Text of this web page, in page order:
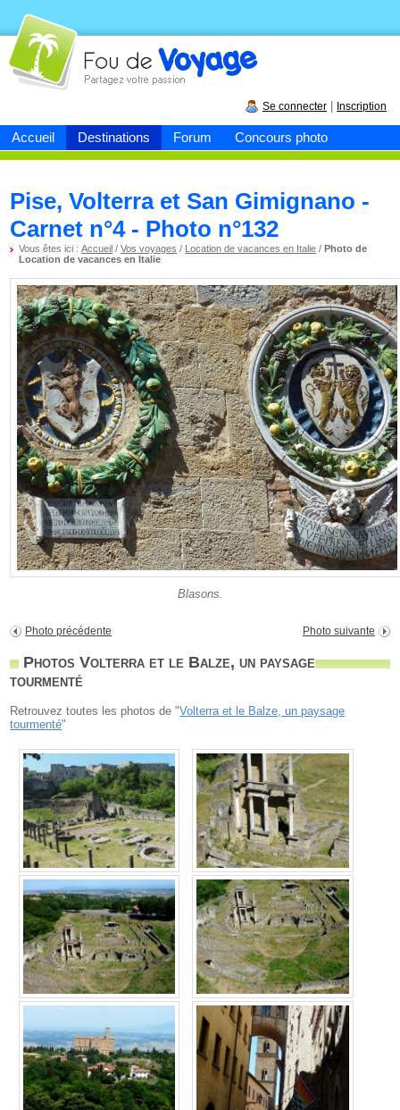
Accueil Destinations Forum Concours photo
Fou devoyage
Se connecter Inscription
Pise, Volterra et San Gimignano -
Carnet n°4 - Photo n°132
Vous êtes ici :Accueil /Vos voyages / Location de vacances en Italie /Photo de
Location de vacances en Italie
Blasons.
Photo précédente Photo suivante
Photos Volterra et le Balze, un paysage
tourmenté
Retrouvez toutes les photos de "Volterra et le Balze, un paysage
tourmenté"